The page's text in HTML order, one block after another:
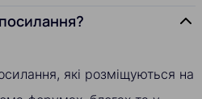
які розміщуються на